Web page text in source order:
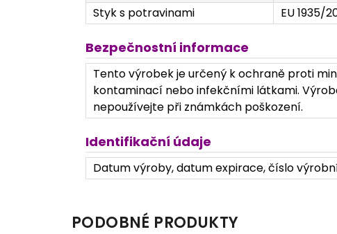
Styk s potravinami
EU 1935/
Bezpečnostní informace
Tento výrobek je určený k ochraně proti
kontaminací nebo infekčními látkami.
nepoužívejte při známkách poškození.
Identifikační údaje
Datum výroby, datum expirace, číslo
PODOBNÉ PRODUKTY